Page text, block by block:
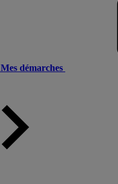
Mes démarches